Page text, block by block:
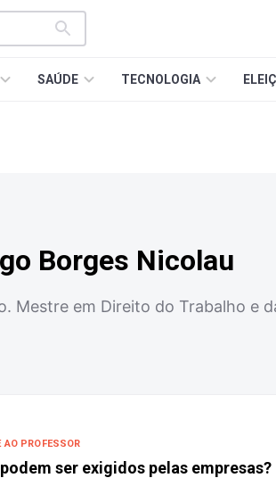
SAÚDE TECNOLOGIA
Borges Nicolau
Mestre em Direito do Trabalho e
PROFESSOR
ser exigidos pelas empresas?